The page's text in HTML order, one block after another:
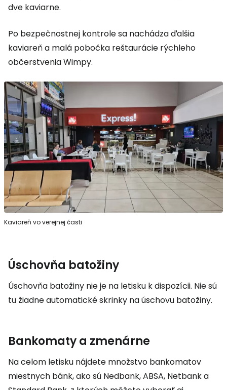
dve kaviarne.
Po bezpečnostnej kontrole sa nachádza ďalšia
kaviareň a malá pobočka reštaurácie rýchleho
občerstvenia Wimpy.
Kaviareň vo verejnej časti
Úschovňa batožiny
Úschovňa batožiny nie je na letisku k dispozícii. Nie sú
tu žiadne automatické skrinky na úschovu batožiny.
Bankomaty a zmenárne
Na celom letisku nájdete množstvo bankomatov
miestnych bánk, ako sú Nedbank, ABSA, Netbank a